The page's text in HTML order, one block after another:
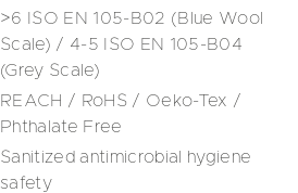
>6 ISO EN 105-B02 (Blue Wool
Scale) / 4-5 ISO EN 105-B04
(Grey Scale)
REACH / RoHS / Oeko-Tex /
Phthalate Free
Sanitized antimicrobial hygiene
safety